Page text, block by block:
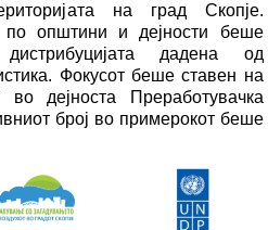
на град Скопје.
по општини и дејности беше
дадена од
Фокусот беше ставен на
дејноста Преработувачка
број во примерокот беше